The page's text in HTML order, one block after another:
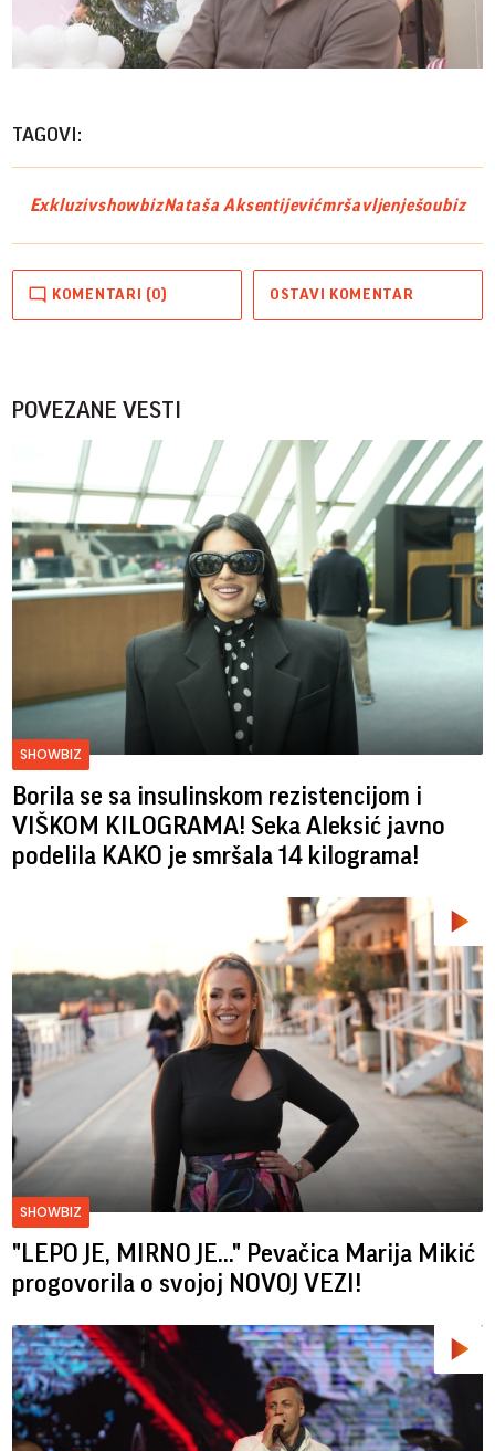
Play
TAGOVI:
ExkluzivshowbizNataša Aksentijevićmršavljenješoubiz
KOMENTARI (0) OSTAVI KOMENTAR
POVEZANE VESTI
SHOWBIZ
Borila se sa insulinskom rezistencijom i
VIŠKOM KILOGRAMA! Seka Aleksić javno
podelila KAKO je smršala 14 kilograma!
SHOWBIZ
"LEPO JE, MIRNO JE..." Pevačica Marija Mikić
progovorila o svojoj NOVOJ VEZI!